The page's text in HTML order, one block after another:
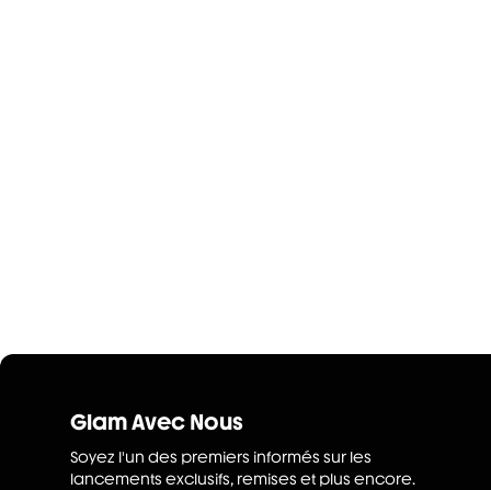
Glam Avec Nous
Soyez l'un des premiers informés sur les
lancements exclusifs, remises et plus encore.